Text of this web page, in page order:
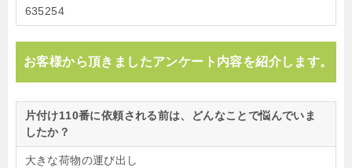
635254
お客様から頂きましたアンケート内容を紹介します。
片付け110番に依頼される前は、どんなことで悩んでいま
したか？
大きな荷物の運び出し